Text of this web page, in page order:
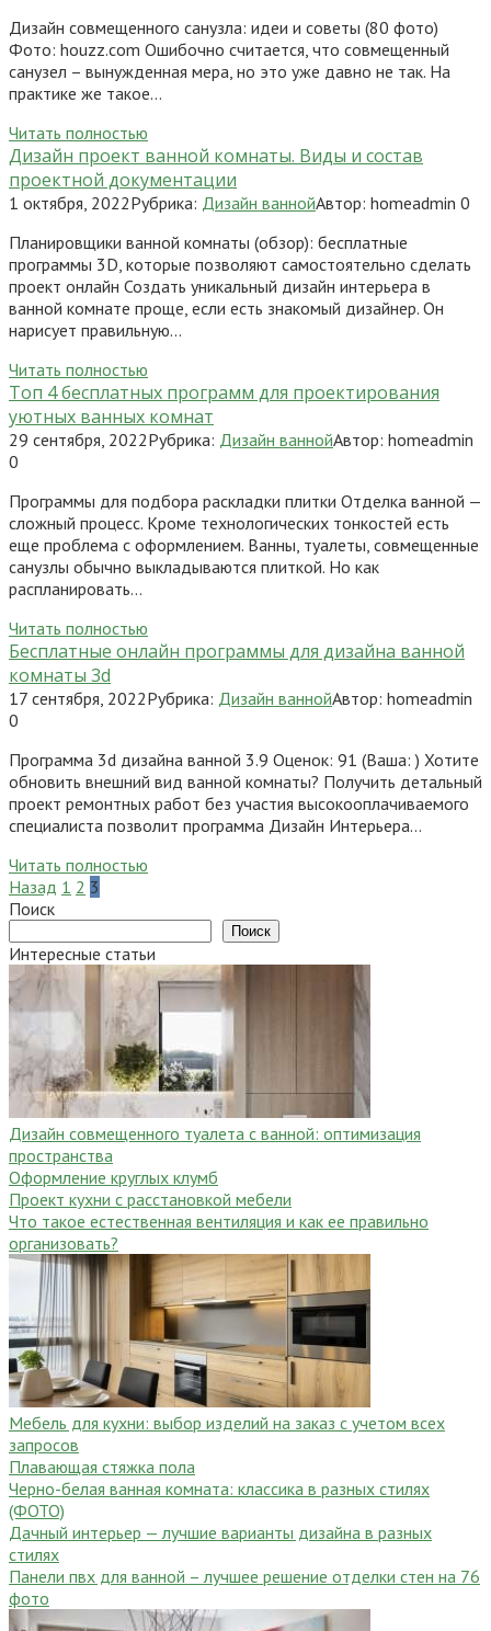
Дизайн совмещенного санузла: идеи и советы (80 фото)
Фото: houzz.com Ошибочно считается, что совмещенный
санузел – вынужденная мера, но это уже давно не так. На
практике же такое…
Читать полностью
Дизайн проект ванной комнаты. Виды и состав
проектной документации
1 октября, 2022Рубрика: Дизайн ваннойАвтор: homeadmin 0
Планировщики ванной комнаты (обзор): бесплатные
программы 3D, которые позволяют самостоятельно сделать
проект онлайн Создать уникальный дизайн интерьера в
ванной комнате проще, если есть знакомый дизайнер. Он
нарисует правильную…
Читать полностью
Топ 4 бесплатных программ для проектирования
уютных ванных комнат
29 сентября, 2022Рубрика: Дизайн ваннойАвтор: homeadmin
0
Программы для подбора раскладки плитки Отделка ванной —
сложный процесс. Кроме технологических тонкостей есть
еще проблема с оформлением. Ванны, туалеты, совмещенные
санузлы обычно выкладываются плиткой. Но как
распланировать…
Читать полностью
Бесплатные онлайн программы для дизайна ванной
комнаты 3d
17 сентября, 2022Рубрика: Дизайн ваннойАвтор: homeadmin
0
Программа 3d дизайна ванной 3.9 Оценок: 91 (Ваша: ) Хотите
обновить внешний вид ванной комнаты? Получить детальный
проект ремонтных работ без участия высокооплачиваемого
специалиста позволит программа Дизайн Интерьера…
Читать полностью
Пагинация
записей
Назад 1 2 3
Поиск
Поиск
Интересные статьи
Дизайн совмещенного туалета с ванной: оптимизация
пространства
Оформление круглых клумб
Проект кухни с расстановкой мебели
Что такое естественная вентиляция и как ее правильно
организовать?
Мебель для кухни: выбор изделий на заказ с учетом всех
запросов
Плавающая стяжка пола
Черно-белая ванная комната: классика в разных стилях
(ФОТО)
Дачный интерьер — лучшие варианты дизайна в разных
стилях
Панели пвх для ванной – лучшее решение отделки стен на 76
фото